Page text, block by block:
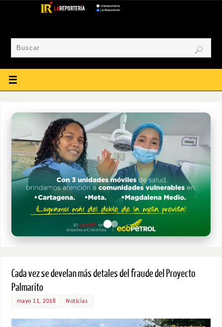
Cada vez se develan más detales del fraude del Proyecto
Palmarito
mayo 11, 2018 Noticias